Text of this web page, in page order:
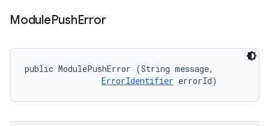
ModulePushError
public ModulePushError (String message,
ErrorIdentifier errorId)